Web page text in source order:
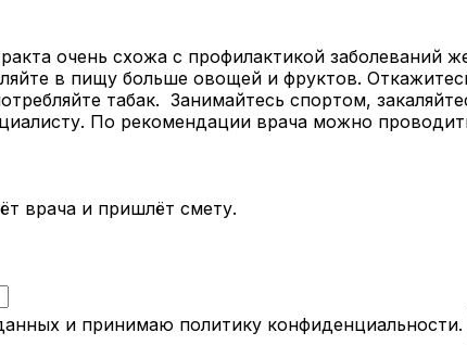
очень схожа с профилактикой заболеваний
в пищу больше овощей и фруктов.
табак. Занимайтесь спортом,
По рекомендации врача можно
врача и пришлёт смету.
и принимаю политику конфиденциальности.